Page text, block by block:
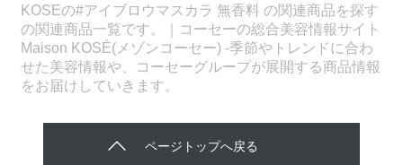
KOSEの#アイブロウマスカラ 無香料 の関連商品を探す
の関連商品一覧です。｜コーセーの総合美容情報サイト
Maison KOSÉ(メゾンコーセー) -季節やトレンドに合わ
せた美容情報や、コーセーグループが展開する商品情報
をお届けしていきます。
ページトップへ戻る